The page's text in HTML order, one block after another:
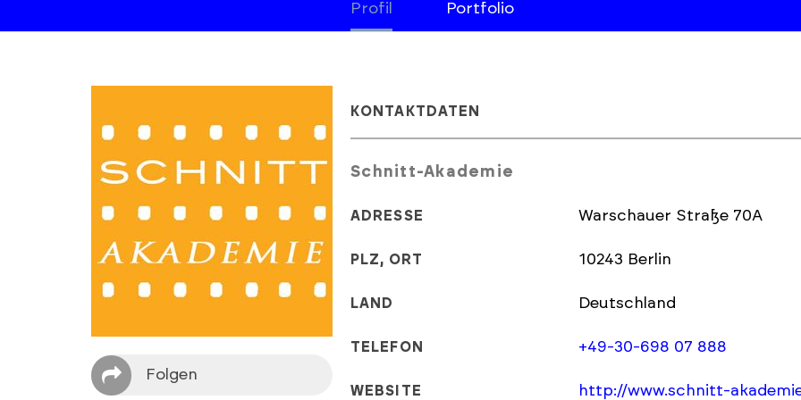
Profil Portfolio
Folgen
KONTAKTDATEN
Schnitt-Akademie
ADRESSE Warschauer Straße 70A
PLZ, ORT 10243 Berlin
LAND Deutschland
TELEFON +49-30-698 07 888
WEBSITE http://www.schnitt-